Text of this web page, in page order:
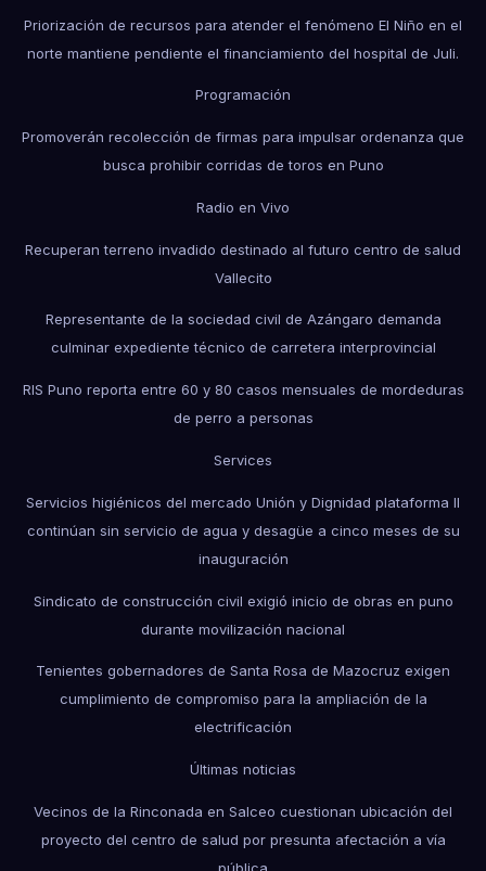
Priorización de recursos para atender el fenómeno El Niño en el
norte mantiene pendiente el financiamiento del hospital de Juli.
Programación
Promoverán recolección de firmas para impulsar ordenanza que
busca prohibir corridas de toros en Puno
Radio en Vivo
Recuperan terreno invadido destinado al futuro centro de salud
Vallecito
Representante de la sociedad civil de Azángaro demanda
culminar expediente técnico de carretera interprovincial
RIS Puno reporta entre 60 y 80 casos mensuales de mordeduras
de perro a personas
Services
Servicios higiénicos del mercado Unión y Dignidad plataforma II
continúan sin servicio de agua y desagüe a cinco meses de su
inauguración
Sindicato de construcción civil exigió inicio de obras en puno
durante movilización nacional
Tenientes gobernadores de Santa Rosa de Mazocruz exigen
cumplimiento de compromiso para la ampliación de la
electrificación
Últimas noticias
Vecinos de la Rinconada en Salceo cuestionan ubicación del
proyecto del centro de salud por presunta afectación a vía